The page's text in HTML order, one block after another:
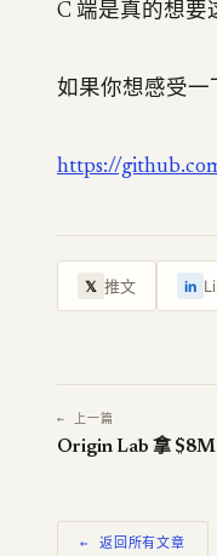
C 端是真的想要
如果你想感受一
https://
𝕏 推文 in
← 上一篇
← 返回所有文章